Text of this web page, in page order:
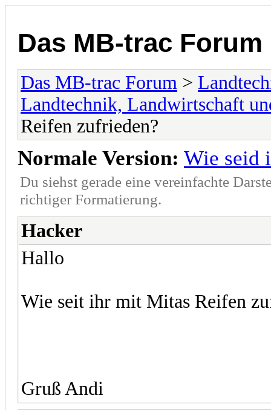
Das MB-trac Forum
Das MB-trac Forum >
Landtechnik, Landwirtschaft
Reifen zufrieden?
Normale Version: Wie seid
Du siehst gerade eine vereinfachte
richtiger Formatierung.
Hacker
Hallo
Wie seit ihr mit Mitas Reifen
Gruß Andi